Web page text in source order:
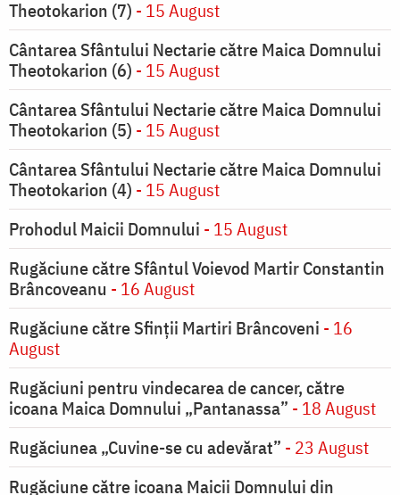
Theotokarion (7) - 15 August
Cântarea Sfântului Nectarie către Maica Domnului
Theotokarion (6) - 15 August
Cântarea Sfântului Nectarie către Maica Domnului
Theotokarion (5) - 15 August
Cântarea Sfântului Nectarie către Maica Domnului
Theotokarion (4) - 15 August
Prohodul Maicii Domnului - 15 August
Rugăciune către Sfântul Voievod Martir Constantin
Brâncoveanu - 16 August
Rugăciune către Sfinții Martiri Brâncoveni - 16
August
Rugăciuni pentru vindecarea de cancer, către
icoana Maica Domnului „Pantanassa” - 18 August
Rugăciunea „Cuvine-se cu adevărat” - 23 August
Rugăciune către icoana Maicii Domnului din